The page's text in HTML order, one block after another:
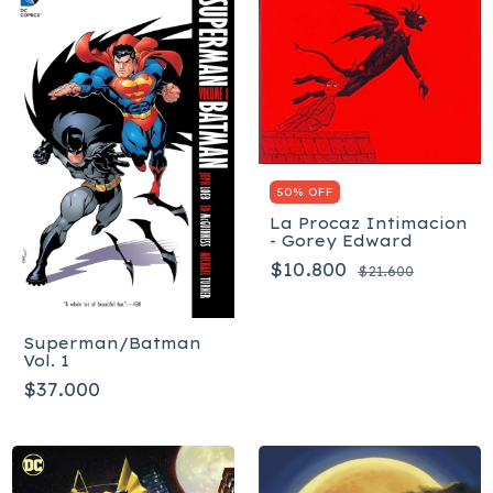
Superman/Batman
Vol. 1
$37.000
50% OFF
La Procaz Intimacion
- Gorey Edward
$10.800 $21.600